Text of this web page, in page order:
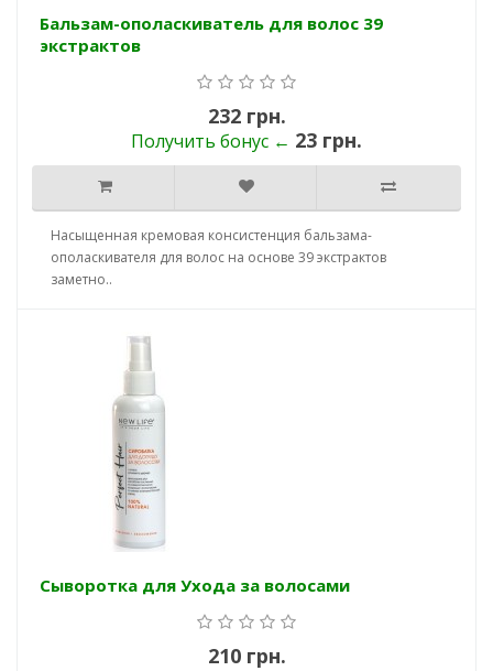
Бальзам-ополаскиватель для волос 39
экстрактов
232 грн.
Получить бонус ← 23 грн.
Насыщенная кремовая консистенция бальзама-
ополаскивателя для волос на основе 39 экстрактов
заметно..
Сыворотка для Ухода за волосами
210 грн.